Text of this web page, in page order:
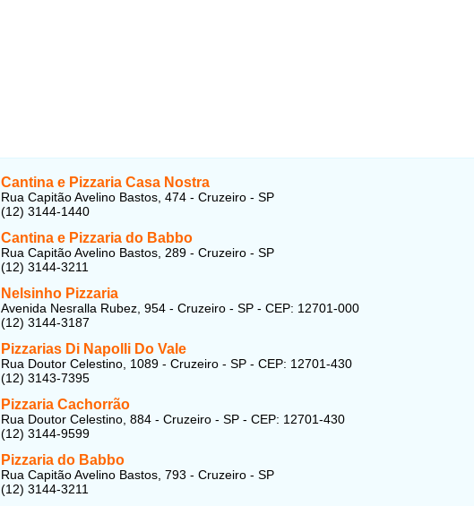
Cantina e Pizzaria Casa Nostra
Rua Capitão Avelino Bastos, 474 - Cruzeiro - SP
(12) 3144-1440
Cantina e Pizzaria do Babbo
Rua Capitão Avelino Bastos, 289 - Cruzeiro - SP
(12) 3144-3211
Nelsinho Pizzaria
Avenida Nesralla Rubez, 954 - Cruzeiro - SP - CEP: 12701-000
(12) 3144-3187
Pizzarias Di Napolli Do Vale
Rua Doutor Celestino, 1089 - Cruzeiro - SP - CEP: 12701-430
(12) 3143-7395
Pizzaria Cachorrão
Rua Doutor Celestino, 884 - Cruzeiro - SP - CEP: 12701-430
(12) 3144-9599
Pizzaria do Babbo
Rua Capitão Avelino Bastos, 793 - Cruzeiro - SP
(12) 3144-3211